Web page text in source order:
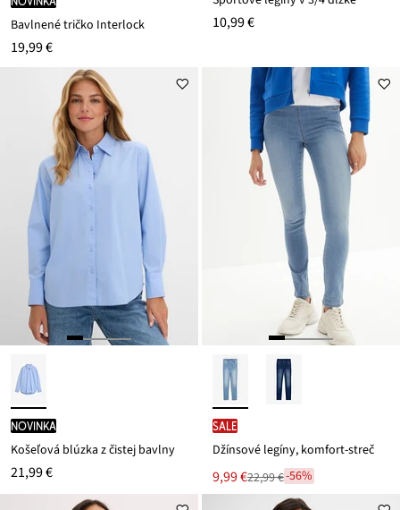
Bavlnené tričko Interlock
19,99 €
10,99 €
novinka
Košeľová blúzka z čistej bavlny
21,99 €
SALE
Džínsové legíny, komfort-streč
Nová
cena
9,99 €
Zľava22,99 €-56%